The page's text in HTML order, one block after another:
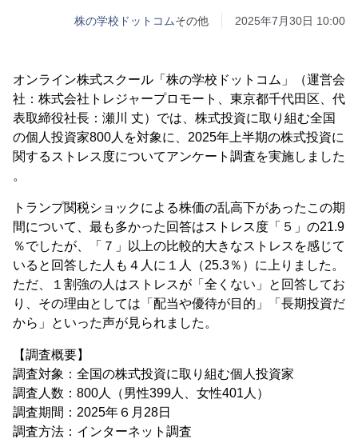
株の学校ドットコムその他 2025年7月30日 10:00
オンライン株式スクール「株の学校ドットコム」（運営会
社：株式会社トレジャープロモート、東京都千代田区、代
表取締役社長：瀬川 丈）では、株式投資に取り組む全国
の個人投資家800人を対象に、2025年上半期の株式投資に
関するストレス度についてアンケート調査を実施しました
。
トランプ関税ショックによる株価の乱高下があったこの期
間について、最も多かった回答はストレス度「５」の21.9
％でしたが、「７」以上の比較的大きなストレスを感じて
いると回答した人も４人に１人（25.3％）に上りました。
ただ、１割強の人はストレスが「全くない」と回答してお
り、その理由としては「配当や優待が目的」「長期投資だ
から」といった声が見られました。
【調査概要】
調査対象：全国の株式投資に取り組む個人投資家
調査人数：800人（男性399人、女性401人）
調査期間：2025年６月28日
調査方法：インターネット調査